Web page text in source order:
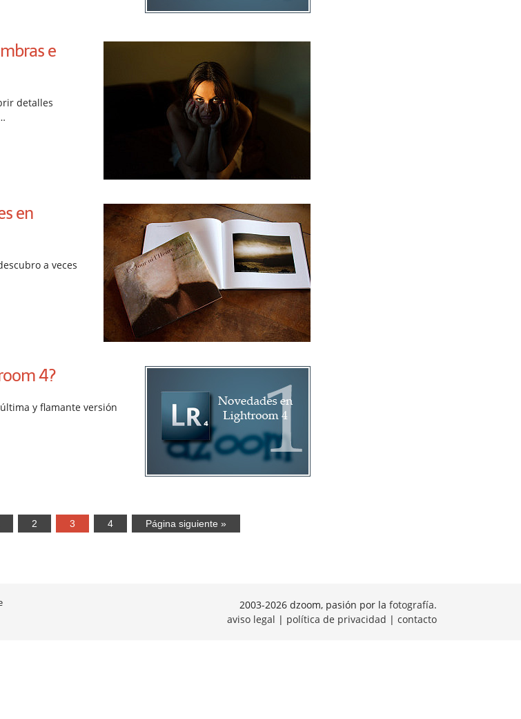
e
detalles
en
a veces
4?
y flamante versión
2 3 4 Página siguiente »
2003-2026 dzoom, pasión por la fotografía.
aviso legal | política de privacidad | contacto